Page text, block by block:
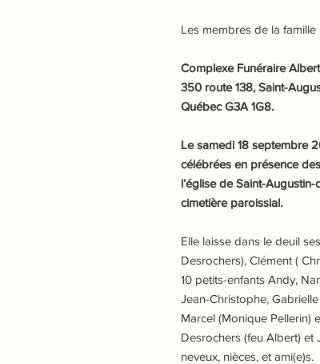
Les membres de la
Complexe Funéraire
350 route 138, Saint-
Québec G3A 1G8.
Le samedi 18 septembre
célébrées en présence
l’église de Saint-
cimetière paroissial.
Elle laisse dans le deuil
Desrochers), Clément (
10 petits-enfants Andy,
Jean-Christophe,
Marcel (Monique Pellerin)
Desrochers (feu Albert) et
neveux, nièces, et ami(e)s.